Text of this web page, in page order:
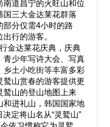
南道昌宁的火旺山和位
国三大金达莱花群落
部分仅需4小时的路
行的游客。
金达莱花庆典，庆典
青少年写诗大会、写真
乡土小吃街等丰富多彩
鹫山赏春的游客提供更
鹫山的登山地图上来
和进礼山，韩国国家地
定将山名从“灵鹫山”